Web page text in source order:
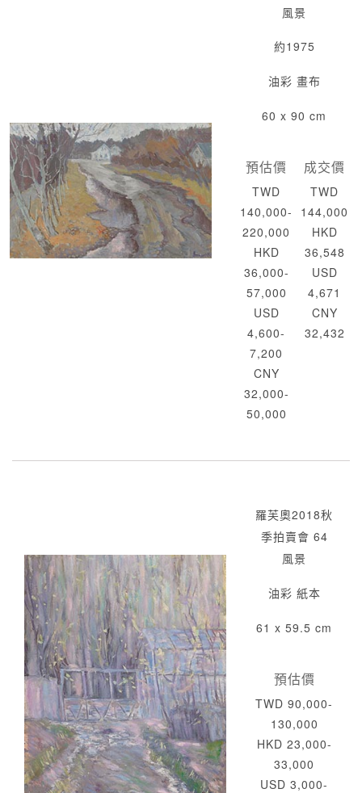
風景
約1975
油彩 畫布
60 x 90 cm
預估價
TWD
140,000-
220,000
HKD
36,000-
57,000
USD
4,600-
7,200
CNY
32,000-
50,000
成交價
TWD
144,000
HKD
36,548
USD
4,671
CNY
32,432
羅芙奧2018秋
季拍賣會 64
風景
油彩 紙本
61 x 59.5 cm
預估價
TWD 90,000-
130,000
HKD 23,000-
33,000
USD 3,000-